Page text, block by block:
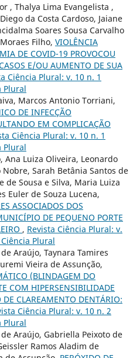
, Thalya Lima Evangelista ,
da Costa Cardoso, Jaiane
Soares Sousa Carvalho
Filho, VIOLÊNCIA
DE COVID-19 PROVOCOU
E/OU AUMENTO DE SUA
Ciência Plural: v. 10 n. 1
Plural
Marcos Antonio Torriani,
DE INFECÇÃO
EM COMPLICAÇÃO
Ciência Plural: v. 10 n. 1
Plural
Ana Luiza Oliveira, Leonardo
Sarah Betânia Santos de
de Sousa e Silva, Maria Luiza
Euler de Souza Lucena,
ASSOCIADOS DOS
DE PEQUENO PORTE
, Revista Ciência Plural: v.
Plural
Araújo, Taynara Tamires
Vieira de Assunção,
(BLINDAGEM DO
COM HIPERSENSIBILIDADE
CLAREAMENTO DENTÁRIO:
Ciência Plural: v. 10 n. 2
Plural
Araújo, Gabriella Peixoto de
Ramos Aladim de